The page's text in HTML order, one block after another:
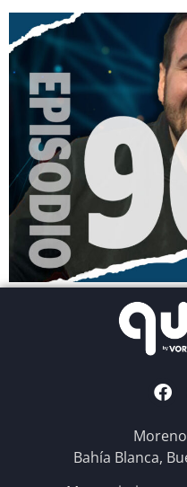
Moreno
Bahía Blanca,